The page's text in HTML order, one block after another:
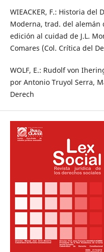
WIEACKER, F.: Historia del
Moderna, trad. del alemán
edición al cuidad de J.L.
Comares (Col. Crítica del
WOLF, E.: Rudolf von
por Antonio Truyol Serra,
Derech